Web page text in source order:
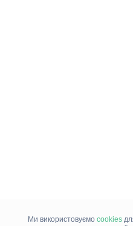
Ми використовуємо cookies